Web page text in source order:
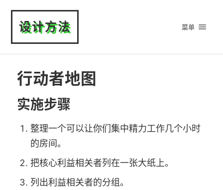
设计方法 菜单
行动者地图
实施步骤
整理一个可以让你们集中精力工作几个小时
的房间。
把核心利益相关者列在一张大纸上。
列出利益相关者的分组。